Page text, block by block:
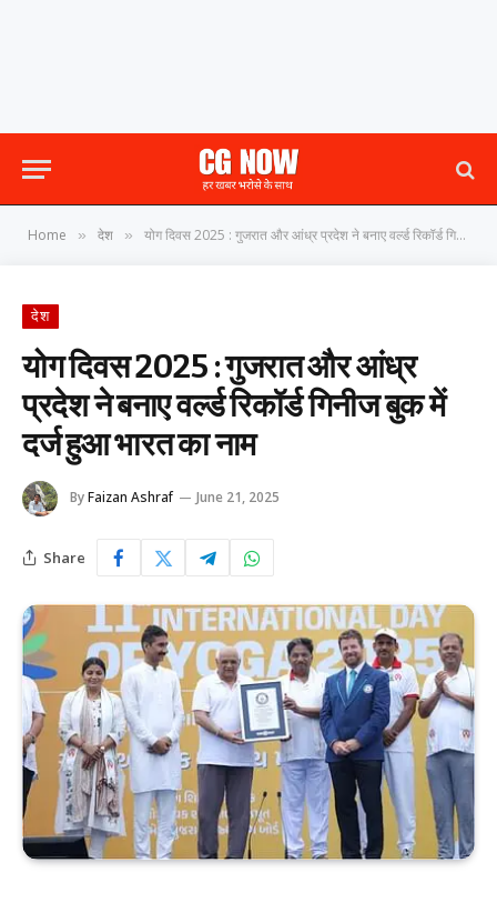
Home » देश » योग दिवस 2025 : गुजरात और आंध्र प्रदेश ने बनाए वर्ल्ड रिकॉर्ड गिनीज बुक में दर्ज हुआ भारत का नाम
देश
योग दिवस 2025 : गुजरात और आंध्र
प्रदेश ने बनाए वर्ल्ड रिकॉर्ड गिनीज बुक में
दर्ज हुआ भारत का नाम
ByFaizan Ashraf June 21, 2025
Share